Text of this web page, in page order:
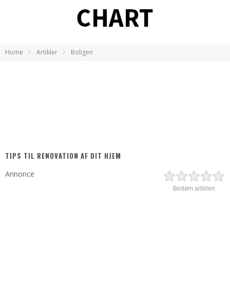
Home Artikler Boligen
TIPS TIL RENOVATION AF DIT HJEM
Bedøm artiklen
Annonce